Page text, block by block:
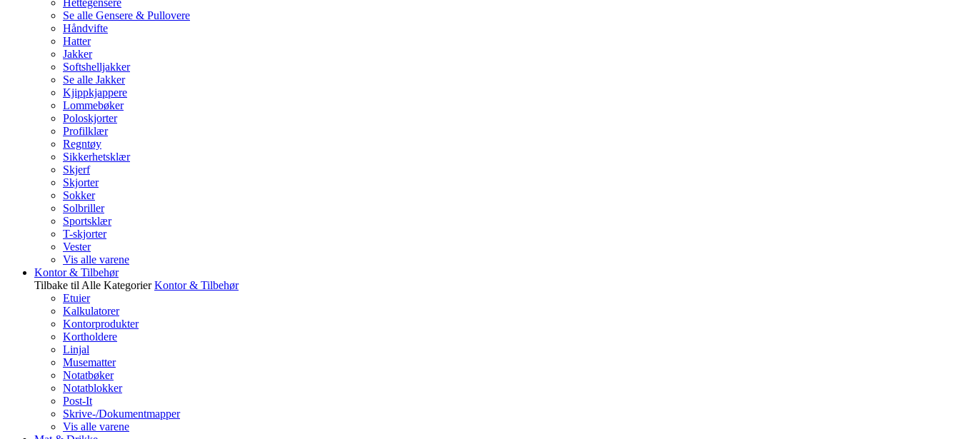
Hettegensere
Se alle Gensere & Pullovere
Håndvifte
Hatter
Jakker
Softshelljakker
Se alle Jakker
Kjippkjappere
Lommebøker
Poloskjorter
Profilklær
Regntøy
Sikkerhetsklær
Skjerf
Skjorter
Sokker
Solbriller
Sportsklær
T-skjorter
Vester
Vis alle varene
Kontor & Tilbehør
Tilbake til Alle Kategorier Kontor & Tilbehør
Etuier
Kalkulatorer
Kontorprodukter
Kortholdere
Linjal
Musematter
Notatbøker
Notatblokker
Post-It
Skrive-/Dokumentmapper
Vis alle varene